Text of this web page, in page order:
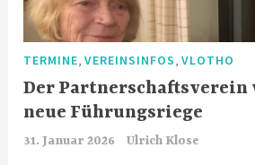
TERMINE ,VEREINSINFOS ,VLOTHO
Der Partnerschaftsverein
neue Führungsriege
31. Januar 2026 Ulrich Klose